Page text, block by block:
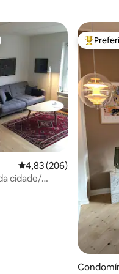
4,83 de uma avaliação
4,83 (206)
cidade/
Entre